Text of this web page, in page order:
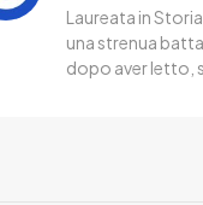
Laureata in
una strenua
dopo aver letto,